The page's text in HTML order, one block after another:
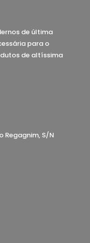
de última
para o
de altíssima
Regagnim, S/N